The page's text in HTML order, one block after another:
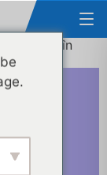
aplicații în